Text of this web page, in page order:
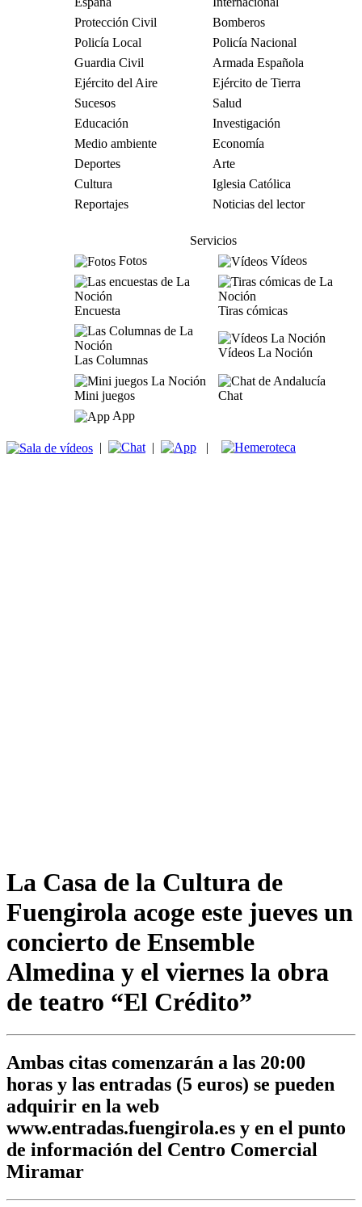
Protección Civil
Bomberos
Policía Local
Policía Nacional
Guardia Civil
Armada Española
Ejército del Aire
Ejército de Tierra
Sucesos
Salud
Educación
Investigación
Medio ambiente
Economía
Deportes
Arte
Cultura
Iglesia Católica
Reportajes
Noticias del lector
Servicios
Fotos
Vídeos
Encuesta Tiras cómicas
Las Columnas
Vídeos La Noción
Mini juegos
Chat
App
| | |
La Casa de la Cultura de
Fuengirola acoge este jueves un
concierto de Ensemble
Almedina y el viernes la obra
de teatro “El Crédito”
Ambas citas comenzarán a las 20:00
horas y las entradas (5 euros) se pueden
adquirir en la web
www.entradas.fuengirola.es y en el punto
de información del Centro Comercial
Miramar